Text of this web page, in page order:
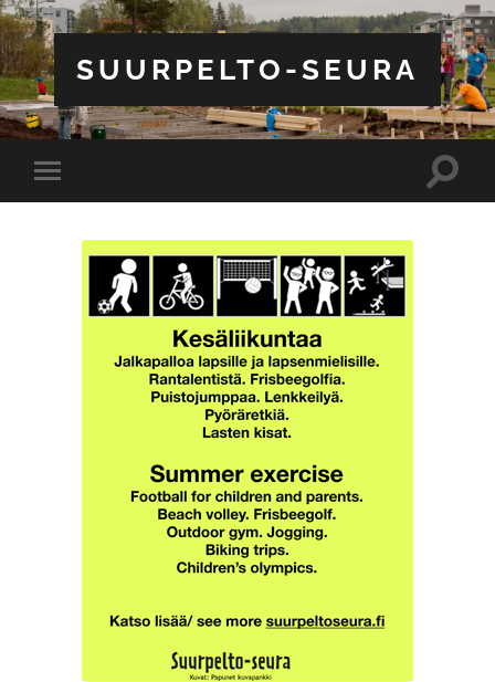
SUURPELTO-SEURA
Toggle
mobile
Toggle